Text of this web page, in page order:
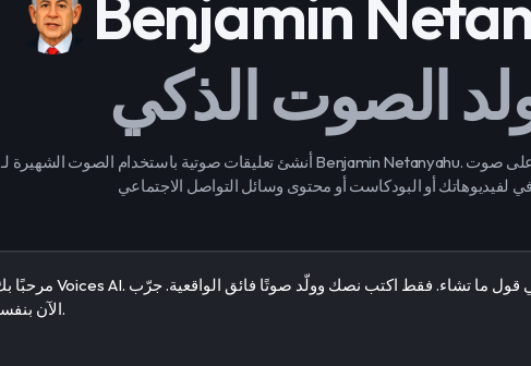
الصوت الذكي
أنشئ تعليقات صوتية باستخدام الصوت الشهيرة لـ Benjamin Netanyahu. طريقة بسيطة للحصول على صوت